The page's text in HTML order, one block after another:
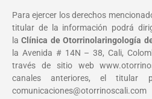
Para ejercer los derechos
titular de la información podrá
laClínica de Otorrinolaringología
la Avenida # 14N – 38, Cali,
través de sitio web
canales anteriores, el titular